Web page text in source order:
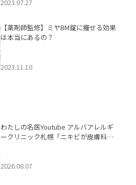
2023.07.27
【薬剤師監修】ミヤBM錠に痩せる効果
は本当にあるの？
2023.11.10
わたしの名医Youtube アルバアレルギ
ークリニック札幌「ニキビが皮膚科で
ました。
2026.08.07